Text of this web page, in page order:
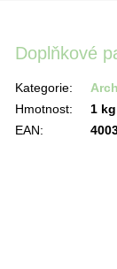
Doplňkové
Kategorie:
Hmotnost:
1 kg
EAN: